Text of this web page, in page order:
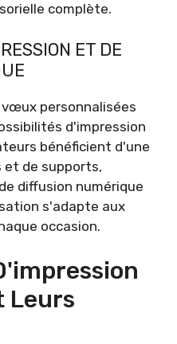
complète.
ET DE
personnalisées
d'impression
bénéficient d'une
et de supports,
diffusion numérique
s'adapte aux
occasion.
Leurs